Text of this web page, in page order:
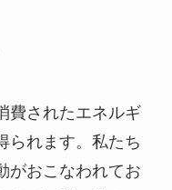
費されたエネルギ
られます。私たち
がおこなわれてお